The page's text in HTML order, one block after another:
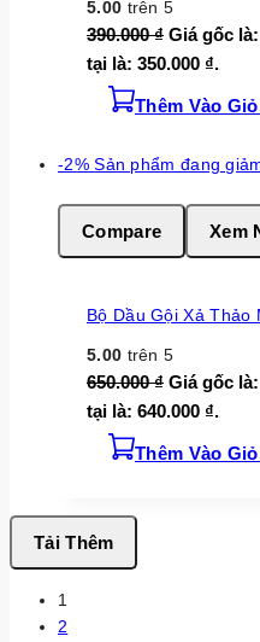
5.00 trên 5
390.000₫ Giá gốc
tại là: 350.000 ₫.
Thêm Vào
-2% Sản phẩm đang
Compare Xem
Bộ Dầu Gội Xả Thảo
5.00 trên 5
650.000₫ Giá gốc
tại là: 640.000 ₫.
Thêm Vào
Tải Thêm
1
2